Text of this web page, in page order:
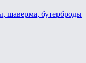
шаверма, бутерброды